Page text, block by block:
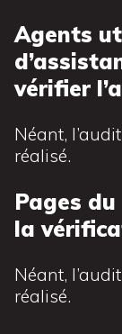
Agents
vérifier
Néant,
réalisé.
Pages
la
Néant,
réalisé.